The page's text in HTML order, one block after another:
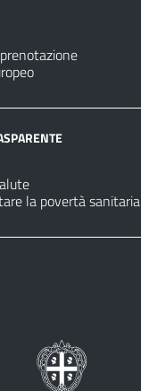
la povertà sanitaria